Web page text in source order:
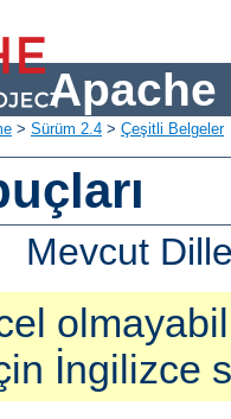
Apache
> Sürüm 2.4 > Çeşitli Belgeler
Mevcut
İngilizce